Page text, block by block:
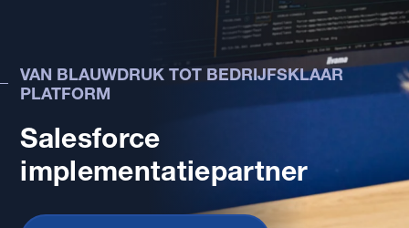
Salesforce
implementatiepartner
VAN BLAUWDRUK TOT BEDRIJFSKLAAR
PLATFORM